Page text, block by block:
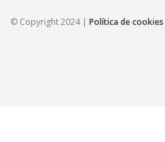
© Copyright 2024 | Política de cookies